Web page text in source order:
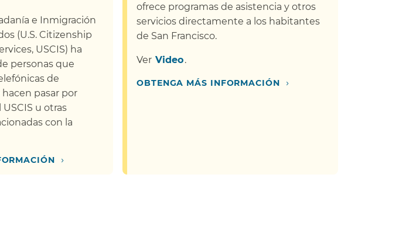
e Inmigración
(U.S. Citizenship
USCIS) ha
personas que
de
pasar por
u otras
con la
›
ofrece programas de asistencia y otros
servicios directamente a los habitantes
de San Francisco.​​
Ver​​ Video​​.
OBTENGA MÁS INFORMACIÓN​​ ›